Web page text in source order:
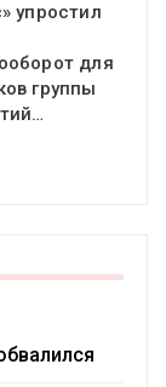
упростил
для
группы